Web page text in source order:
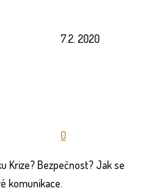
7.2. 2020
0
Krize? Bezpečnost? Jak se
komunikace.